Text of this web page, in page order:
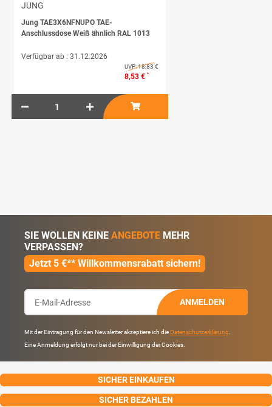
JUNG
Jung TAE3X6NFNUPO TAE-
Anschlussdose Weiß ähnlich RAL 1013
Verfügbar ab : 31.12.2026
UVP:18,83 €
8,53 € *
SIE WOLLEN KEINE ANGEBOTE MEHR
VERPASSEN?
Jetzt 5 €** Willkommensrabatt sichern!
ANMELDEN
Mit der Eintragung für den Newsletter akzeptiere ich die Datenschutzerklärung
Eine Anmeldung erfolgt nur bei der Einwilligung der Cookies.
SICHER EINKAUFEN
SICHER BEZAHLEN